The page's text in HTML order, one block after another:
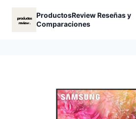
Saltar
contenido
ProductosReview Reseñas y
Comparaciones